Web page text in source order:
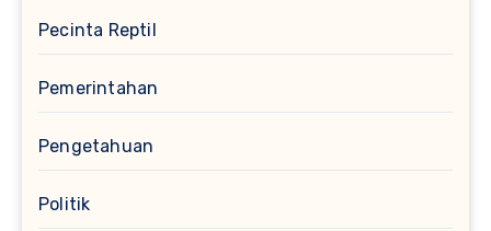
Pecinta Reptil
Pemerintahan
Pengetahuan
Politik